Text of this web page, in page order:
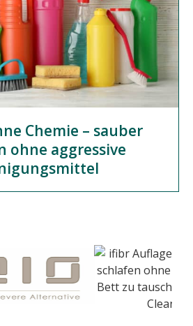
Chemie – sauber
ohne aggressive